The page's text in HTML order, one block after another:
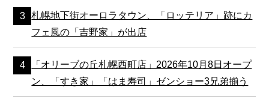
札幌地下街オーロラタウン、「ロッテリア」跡にカ
フェ風の「吉野家」が出店
「オリーブの丘札幌西町店」2026年10月8日オープ
ン、「すき家」「はま寿司」ゼンショー3兄弟揃う